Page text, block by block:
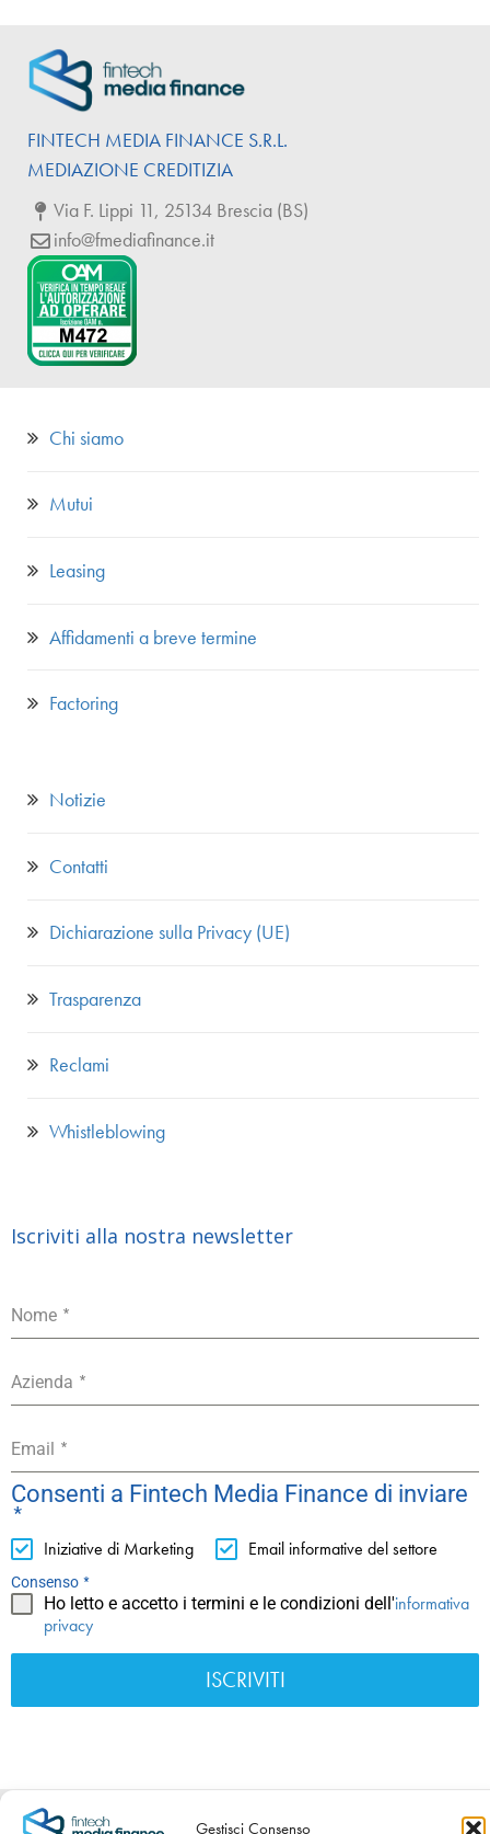
Gestisci Consenso
FINTECH MEDIA FINANCE S.R.L.
MEDIAZIONE CREDITIZIA
Via F. Lippi 11, 25134 Brescia (BS)
info@fmediafinance.it
Chi siamo
Mutui
Leasing
Affidamenti a breve termine
Factoring
Notizie
Contatti
Dichiarazione sulla Privacy (UE)
Trasparenza
Reclami
Whistleblowing
Iscriviti alla nostra newsletter
Nome *
Azienda *
Email *
Consenti a Fintech Media Finance di inviare
*
Iniziative di Marketing Email informative del settore
Consenso *
Ho letto e accetto i termini e le condizioni dell'informativa
privacy
ISCRIVITI
C.F./P.IVA/Nr. iscr. al Registro Imprese 04120570983 -